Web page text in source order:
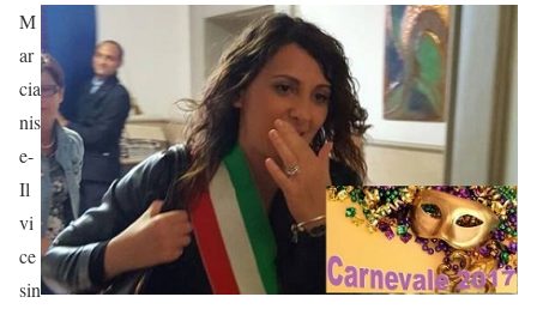
M
ar
cia
nis
e-
Il
vi
ce
sin